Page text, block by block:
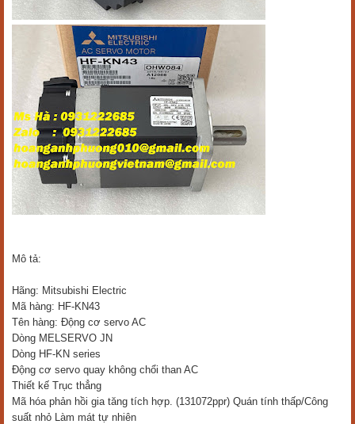
Mô tả:
Hãng: Mitsubishi Electric
Mã hàng: HF-KN43
Tên hàng: Động cơ servo AC
Dòng MELSERVO JN
Dòng HF-KN series
Động cơ servo quay không chổi than AC
Thiết kế Trục thẳng
Mã hóa phản hồi gia tăng tích hợp. (131072ppr) Quán tính thấp/Công
suất nhỏ Làm mát tự nhiên